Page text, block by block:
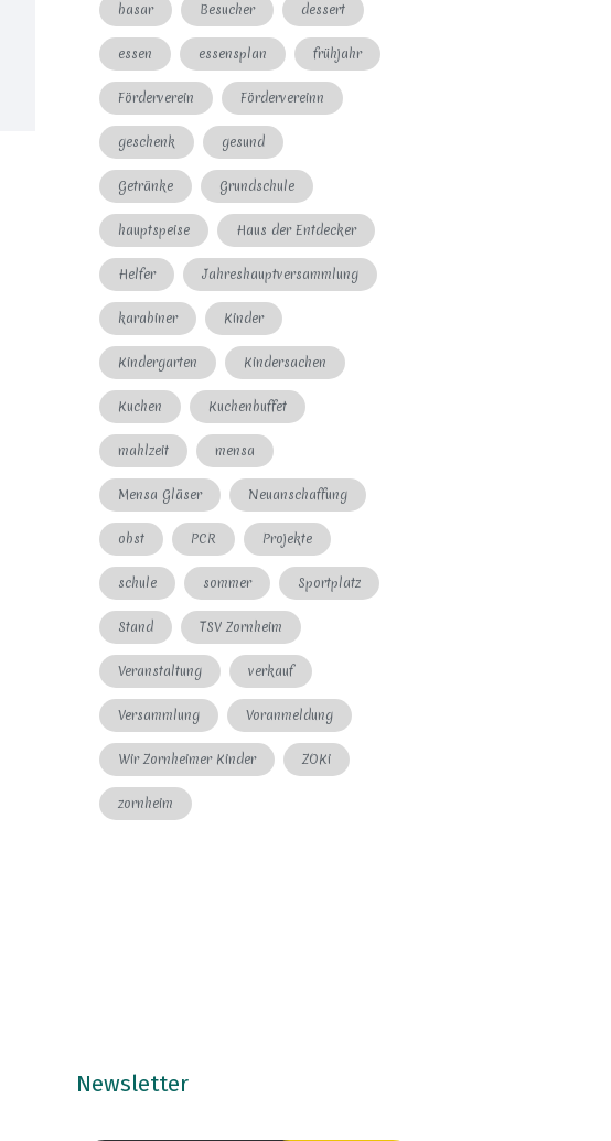
basar Besucher dessert
essen essensplan frühjahr
Förderverein Fördervereinn
geschenk gesund
Getränke Grundschule
hauptspeise Haus der Entdecker
Helfer Jahreshauptversammlung
karabiner Kinder
Kindergarten Kindersachen
Kuchen Kuchenbuffet
mahlzeit mensa
Mensa Gläser Neuanschaffung
obst PCR Projekte
schule sommer Sportplatz
Stand TSV Zornheim
Veranstaltung verkauf
Versammlung Voranmeldung
Wir Zornheimer Kinder ZOKi
zornheim
Newsletter